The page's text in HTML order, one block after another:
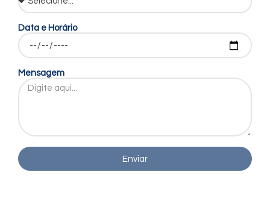
Data e Horário
Mensagem
Enviar